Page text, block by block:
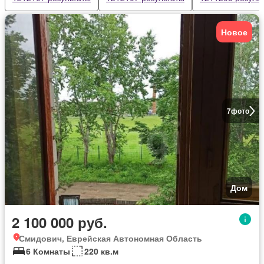
7фото
Новое
Дом
2 100 000 руб.
Смидович, Еврейская Автономная Область
6 Комнаты
220 кв.м